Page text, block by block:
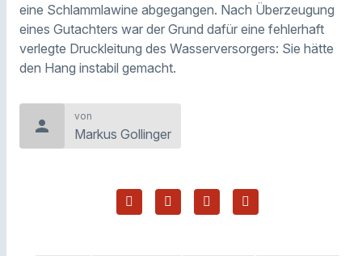
eine Schlammlawine abgegangen. Nach Überzeugung
eines Gutachters war der Grund dafür eine fehlerhaft
verlegte Druckleitung des Wasserversorgers: Sie hätte
den Hang instabil gemacht.
person
von
Markus Gollinger